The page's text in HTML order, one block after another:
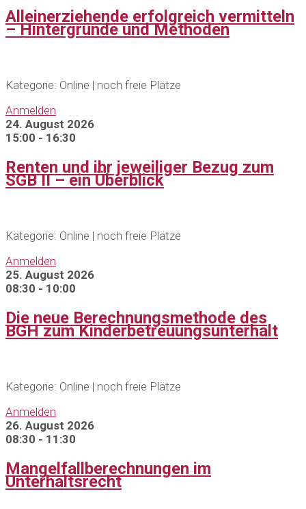
Alleinerziehende erfolgreich vermitteln
– Hintergründe und Methoden
Kategorie: Online | noch freie Plätze
Anmelden
24. August 2026
15:00 - 16:30
Renten und ihr jeweiliger Bezug zum
SGB II – ein Überblick
Kategorie: Online | noch freie Plätze
Anmelden
25. August 2026
08:30 - 10:00
Die neue Berechnungsmethode des
BGH zum Kinderbetreuungsunterhalt
Kategorie: Online | noch freie Plätze
Anmelden
26. August 2026
08:30 - 11:30
Mangelfallberechnungen im
Unterhaltsrecht